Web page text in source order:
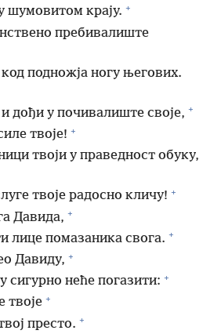
шумовитом крају. +
пребивалиште
подножја ногу његових.
дођи у почивалиште своје, +
твоје! +
твоји у праведност обуку,
твоје радосно кличу! +
Давида, +
лице помазаника свога. +
Давиду, +
сигурно неће погазити: +
твоје +
престо. +